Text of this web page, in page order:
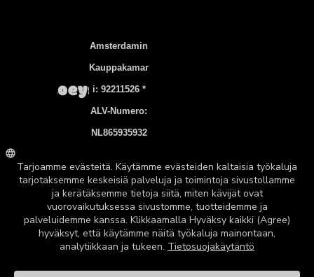
Amsterdamin
Kauppakamar
I: 92211526 *
ALV-Numero:
NL865935932
Pankkitili:
NL83 INGB
0106 7536 22
©2026